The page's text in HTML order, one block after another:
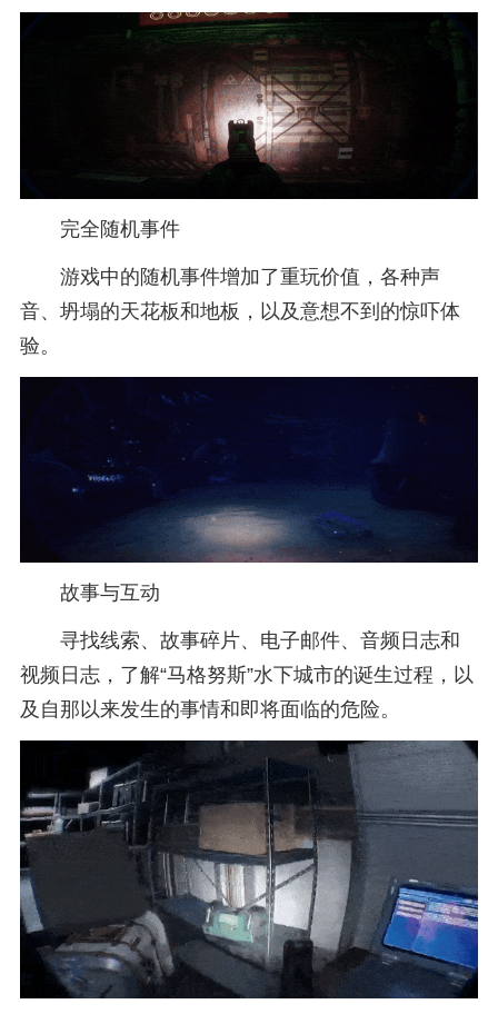
完全随机事件
游戏中的随机事件增加了重玩价值，各种声
音、坍塌的天花板和地板，以及意想不到的惊吓体
验。
故事与互动
寻找线索、故事碎片、电子邮件、音频日志和
视频日志，了解“马格努斯”水下城市的诞生过程，以
及自那以来发生的事情和即将面临的危险。